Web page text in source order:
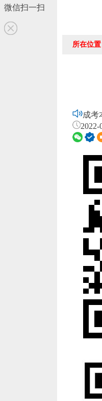
微信扫一扫
所在位置
成考
2022-